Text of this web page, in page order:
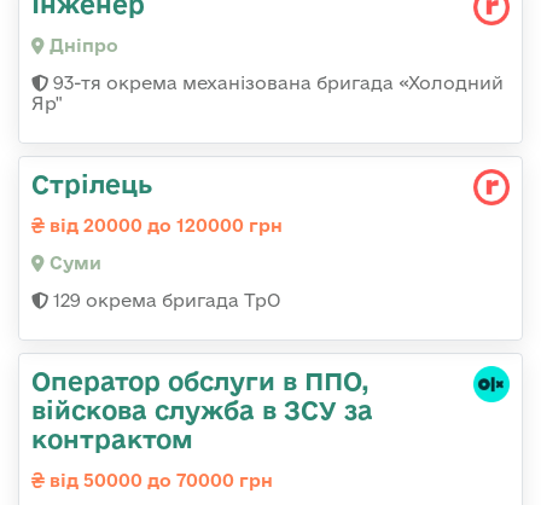
Дніпро
93-тя окрема механізована бригада «Холодний
Яр"
Стрілець
від 20000 до 120000 грн
Суми
129 окрема бригада ТрО
Оператор обслуги в ППО,
війскова служба в ЗСУ за
контрактом
від 50000 до 70000 грн